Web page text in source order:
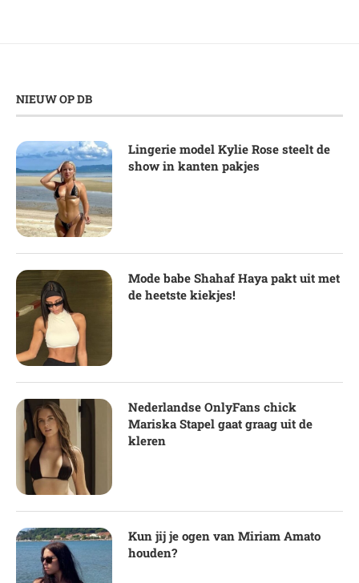
NIEUW OP DB
Lingerie model Kylie Rose steelt de
show in kanten pakjes
Mode babe Shahaf Haya pakt uit met
de heetste kiekjes!
Nederlandse OnlyFans chick
Mariska Stapel gaat graag uit de
kleren
Kun jij je ogen van Miriam Amato
houden?